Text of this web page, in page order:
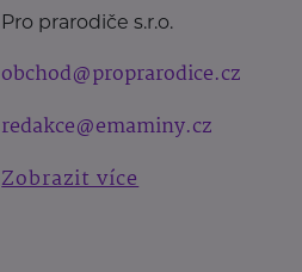
Pro prarodiče s.r.o.
obchod@proprarodice.cz
redakce@emaminy.cz
Zobrazit více